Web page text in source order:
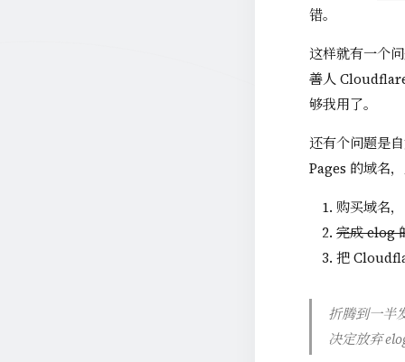
错。
这样就有一个
善人
够我用了。
还有个问题是
Pages 的域名
购买域名
完成 elog
把
折腾到一半
决定放弃